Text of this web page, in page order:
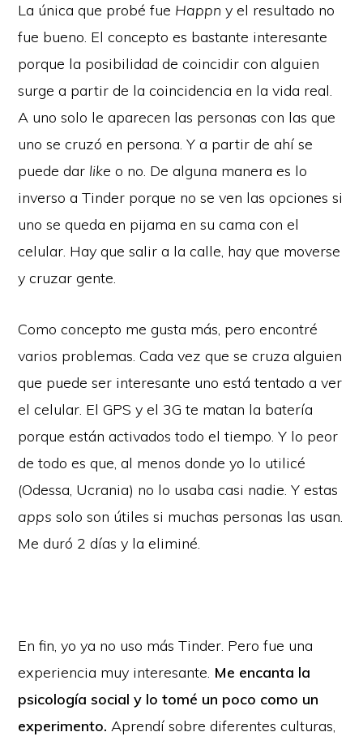
La única que probé fue Happn y el resultado no
fue bueno. El concepto es bastante interesante
porque la posibilidad de coincidir con alguien
surge a partir de la coincidencia en la vida real.
A uno solo le aparecen las personas con las que
uno se cruzó en persona. Y a partir de ahí se
puede dar like o no. De alguna manera es lo
inverso a Tinder porque no se ven las opciones si
uno se queda en pijama en su cama con el
celular. Hay que salir a la calle, hay que moverse
y cruzar gente.
Como concepto me gusta más, pero encontré
varios problemas. Cada vez que se cruza alguien
que puede ser interesante uno está tentado a ver
el celular. El GPS y el 3G te matan la batería
porque están activados todo el tiempo. Y lo peor
de todo es que, al menos donde yo lo utilicé
(Odessa, Ucrania) no lo usaba casi nadie. Y estas
apps solo son útiles si muchas personas las usan.
Me duró 2 días y la eliminé.
En fin, yo ya no uso más Tinder. Pero fue una
experiencia muy interesante. Me encanta la
psicología social y lo tomé un poco como un
experimento. Aprendí sobre diferentes culturas,